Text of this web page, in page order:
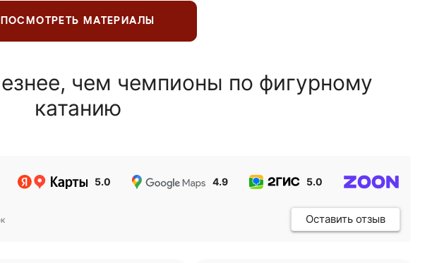
ПОСМОТРЕТЬ МАТЕРИАЛЫ
чем чемпионы по фигурному
катанию
5.0 4.9 5.0
Оставить отзыв